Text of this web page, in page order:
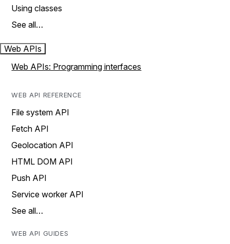
Using classes
See all…
Web APIs
Web APIs: Programming interfaces
WEB API REFERENCE
File system API
Fetch API
Geolocation API
HTML DOM API
Push API
Service worker API
See all…
WEB API GUIDES